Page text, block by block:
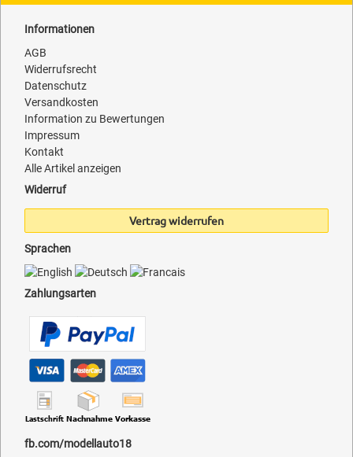
Informationen
AGB
Widerrufsrecht
Datenschutz
Versandkosten
Information zu Bewertungen
Impressum
Kontakt
Alle Artikel anzeigen
Widerruf
Vertrag widerrufen
Sprachen
Zahlungsarten
fb.com/modellauto18